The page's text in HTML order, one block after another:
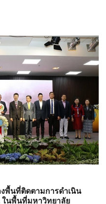
พื้นที่ติดตามการดำเนิน
ในพื้นที่มหาวิทยาลัย